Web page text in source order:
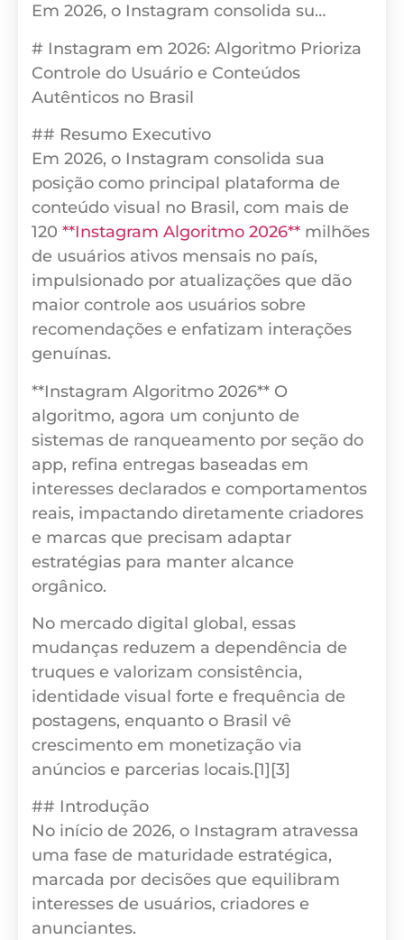
Em 2026, o Instagram consolida su…
# Instagram em 2026: Algoritmo Prioriza
Controle do Usuário e Conteúdos
Autênticos no Brasil
## Resumo Executivo
Em 2026, o Instagram consolida sua
posição como principal plataforma de
conteúdo visual no Brasil, com mais de
120 **Instagram Algoritmo 2026** milhões
de usuários ativos mensais no país,
impulsionado por atualizações que dão
maior controle aos usuários sobre
recomendações e enfatizam interações
genuínas.
**Instagram Algoritmo 2026** O
algoritmo, agora um conjunto de
sistemas de ranqueamento por seção do
app, refina entregas baseadas em
interesses declarados e comportamentos
reais, impactando diretamente criadores
e marcas que precisam adaptar
estratégias para manter alcance
orgânico.
No mercado digital global, essas
mudanças reduzem a dependência de
truques e valorizam consistência,
identidade visual forte e frequência de
postagens, enquanto o Brasil vê
crescimento em monetização via
anúncios e parcerias locais.[1][3]
## Introdução
No início de 2026, o Instagram atravessa
uma fase de maturidade estratégica,
marcada por decisões que equilibram
interesses de usuários, criadores e
anunciantes.